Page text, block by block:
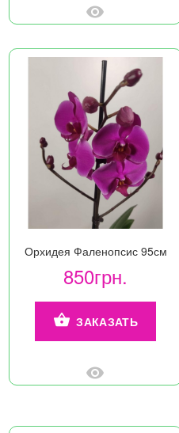
Орхидея Фаленопсис 95см
850грн.
ЗАКАЗАТЬ